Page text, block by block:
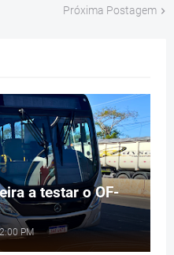
Próxima Postagem
a testar o OF-
PM